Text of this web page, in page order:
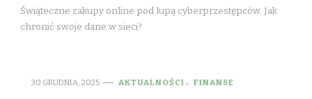
Świąteczne zakupy online pod lupą cyberprzestępców. Jak
chronić swoje dane w sieci?
30 GRUDNIA, 2025 AKTUALNOŚCI FINANSE